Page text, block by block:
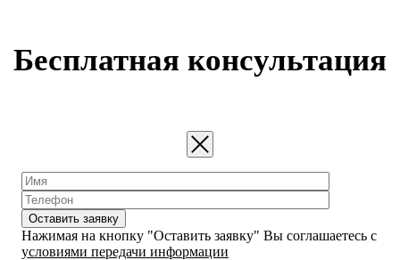
Бесплатная консультация
Оставить заявку
Нажимая на кнопку "Оставить заявку" Вы соглашаетесь с
условиями передачи информации